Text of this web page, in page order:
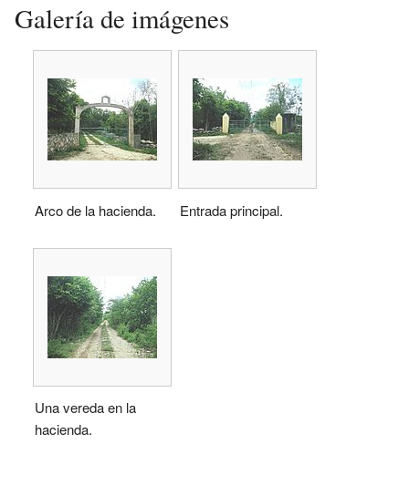
Galería de imágenes
Arco de la hacienda. Entrada principal.
Una vereda en la
hacienda.